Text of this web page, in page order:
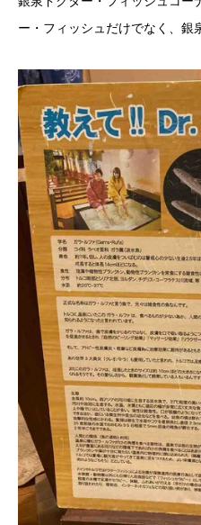
ー・フィッシュだけでなく、銀